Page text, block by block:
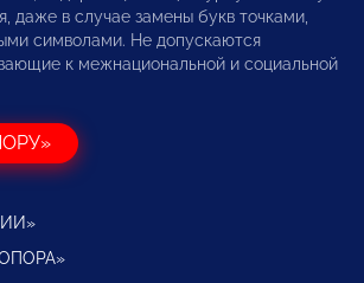
даже в случае замены букв точками,
символами. Не допускаются
к межнациональной и социальной